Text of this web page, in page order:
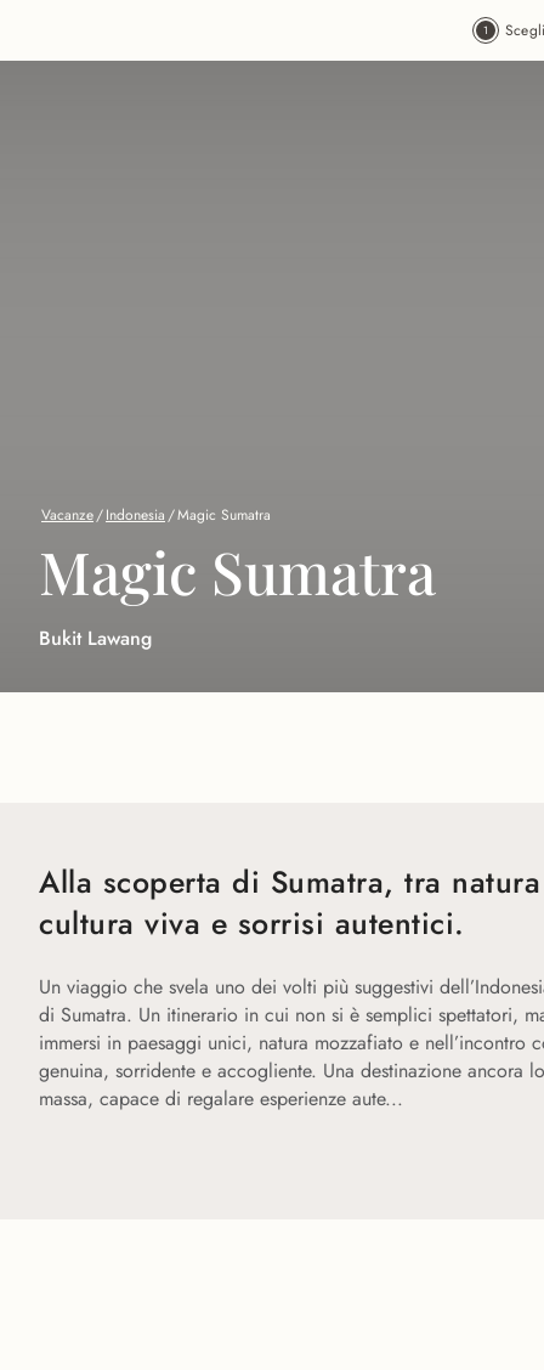
Vacanze/Indonesia /Magic Sumatra
Magic Sumatra
Bukit Lawang
Alla scoperta di Sumatra, tra
cultura viva e sorrisi autentici.
Un viaggio che svela uno dei volti più suggestivi
di Sumatra. Un itinerario in cui non si è semplici spettatori,
immersi in paesaggi unici, natura mozzafiato e nell’incontro
genuina, sorridente e accogliente. Una destinazione ancora
massa, capace di regalare esperienze aute... ntiche e
L’isola